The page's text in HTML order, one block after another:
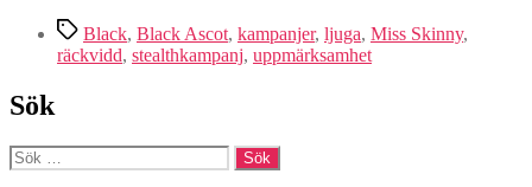
Etiketter
Black, Black Ascot, kampanjer, ljuga, Miss Skinny,
räckvidd, stealthkampanj, uppmärksamhet
Sök
Sök
efter: